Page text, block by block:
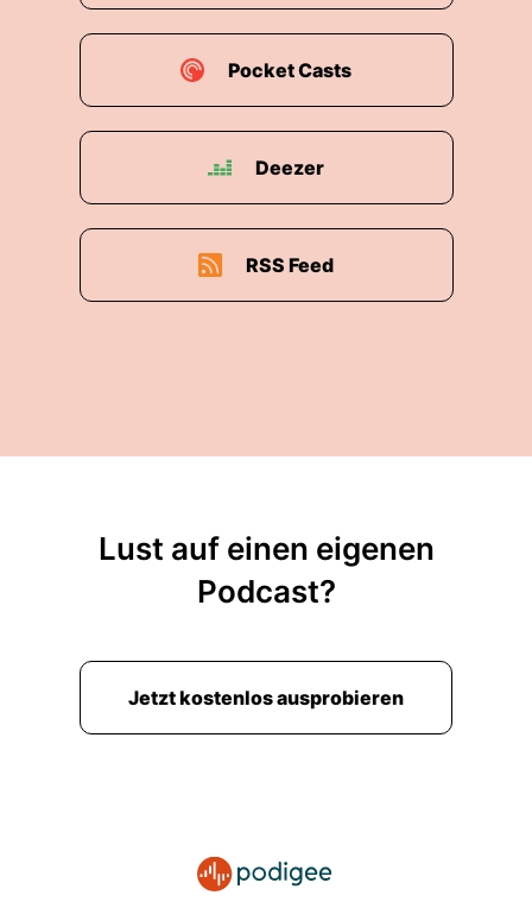
Pocket Casts
Deezer
RSS Feed
Lust auf einen eigenen
Podcast?
Jetzt kostenlos ausprobieren